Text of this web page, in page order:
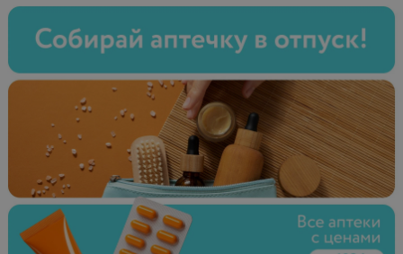
же компания и должны предоставлять заявленную
услугу, а не убалтывать на то что удобно вам. Ни я, ни
члены моей семьи, ни мои коллеги или знакомые
больше в это место являться не будут. Так нельзя.